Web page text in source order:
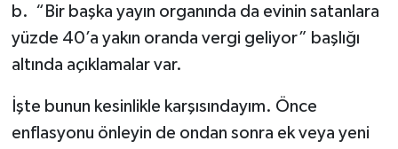
b. “Bir başka yayın organında da evinin satanlara
yüzde 40’a yakın oranda vergi geliyor” başlığı
altında açıklamalar var.
İşte bunun kesinlikle karşısındayım. Önce
enflasyonu önleyin de ondan sonra ek veya yeni